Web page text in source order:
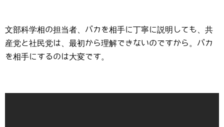
文部科学相の担当者、バカを相手に丁寧に説明しても、共
産党と社民党は、最初から理解できないのですから。バカ
を相手にするのは大変です。